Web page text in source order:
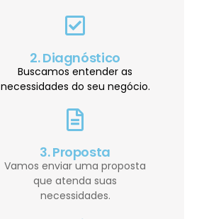
2. Diagnóstico
Buscamos entender as
necessidades do seu negócio.
3. Proposta
Vamos enviar uma proposta
que atenda suas
necessidades.